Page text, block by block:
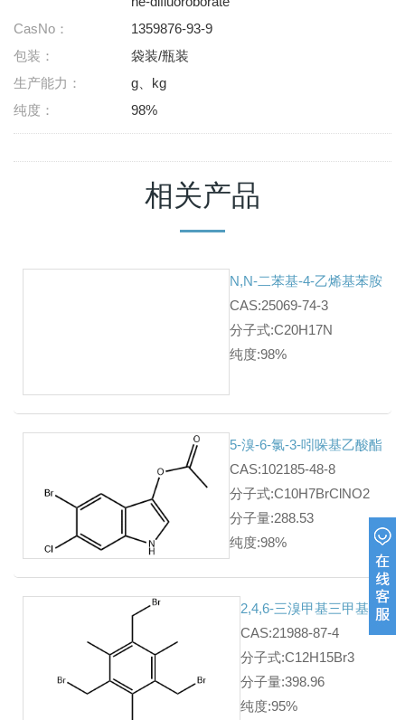
CasNo：
1359876-93-9
包装：
袋装/瓶装
生产能力：
g、kg
纯度：
98%
相关产品
N,N-二苯基-4-乙烯基苯胺
CAS:25069-74-3
分子式:C20H17N
纯度:98%
5-溴-6-氯-3-吲哚基乙酸酯
CAS:102185-48-8
分子式:C10H7BrClNO2
分子量:288.53
纯度:98%
2,4,6-三溴甲基三甲基苯
CAS:21988-87-4
分子式:C12H15Br3
分子量:398.96
纯度:95%